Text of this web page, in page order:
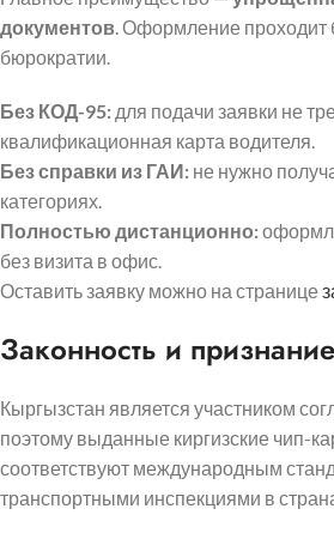
документов . Оформление
бюрократии.
Без КОД-95: для подачи заявки не
квалификационная карта водителя.
Без справки из ГАИ: не нужно
категориях.
Полностью дистанционно:
без визита в офис.
Оставить заявку можно на странице
Законность и
Кыргызстан является участником
поэтому выданные киргизские чип-
соответствуют международным
транспортными инспекциями в